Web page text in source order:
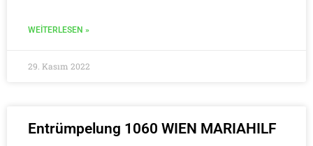
WEITERLESEN »
29. Kasım 2022
Entrümpelung 1060 WIEN MARIAHILF